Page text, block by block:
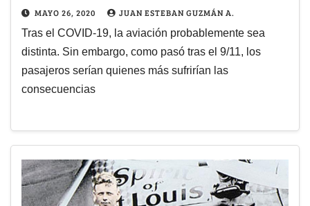
MAYO 26, 2020 JUAN ESTEBAN GUZMÁN A.
Tras el COVID-19, la aviación probablemente sea
distinta. Sin embargo, como pasó tras el 9/11, los
pasajeros serían quienes más sufrirían las
consecuencias